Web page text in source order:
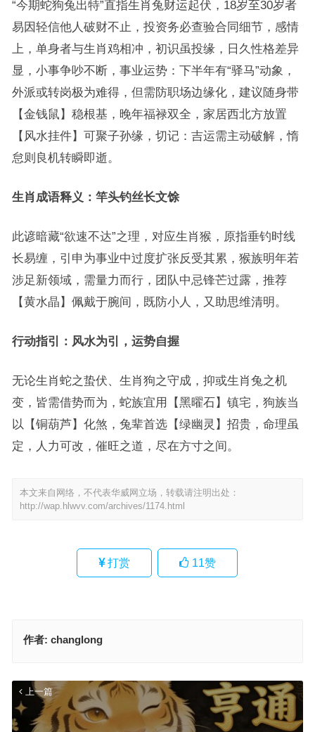
“今期蛇狗兔出特”直指生肖兔财运起伏，18岁至30岁者
易因轻信他人破财不止，投资务必查验合同细节，感情
上，单身者与生肖鸡相冲，初识虽投缘，日久性格差异
显，小事争吵不断，事业运势：下半年有“驿马”动象，
外派或转岗极为难得，但需防职场边缘化，建议随身带
【金钱鼠】稳根基，晚年福禄双全，家居西北方放置
【风水挂件】可聚子孙缘，切记：吉运需主动破解，惰
怠则良机转瞬即逝。
生肖成语释义：竿头钓丝长文馀
此谚暗藏“欲速不达”之理，对应生肖猴，原指垂钓时线
长易缠，引申为事业中过度扩张反受其累，猴族明年若
涉足新领域，需量力而行，团队中忌锋芒过露，推荐
【黄水晶】佩戴于腕间，既防小人，又助思维清明。
行动指引：风水为引，运势自握
无论生肖蛇之蛰伏、生肖狗之守成，抑或生肖兔之机
变，皆需借势而为，蛇族宜用【黑曜石】镇宅，狗族当
以【铜葫芦】化煞，兔辈首选【绿幽灵】招贵，命理虽
定，人力可改，催旺之道，尽在方寸之间。
本文来自网络，不代表华威网立场，转载请注明出处：
http://wap.hlwvv.com/archives/1174.html
打赏 11赞
作者: changlong
上一篇